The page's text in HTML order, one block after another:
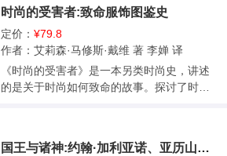
餐馆的装饰画中看到她们，但我们对她们以
及她们背后的故事知之甚少。该书通过讲解
日本浮世绘八大家和其模特、红粉知己、助
手的故事，让读者了解这些被人遗忘的才女
们，同时更加了解日本的浮世绘文化。
子密斯 包豪斯理想后来怎么样了 4包豪斯风
格在今天的德国 他们为什么还在推广包豪斯
德国人怎么看包豪斯风格 包豪斯只是公关做
得好 5 把包豪斯带到中国 理查德•鲍立克在中
国 布洛翰的博物馆梦 参考书目 附录 包豪斯
时尚的受害者:致命服饰图鉴史
定价： ¥79.8
作者：艾莉森·马修斯·戴维 著 李婵 译
《时尚的受害者》是一本另类时尚史，讲述
的是关于时尚如何致命的故事。探讨了时尚
的，时尚已经成了历史上导致死亡、疾病和
国王与诸神:约翰·加利亚诺、亚历山大·麦昆的人生起落与时